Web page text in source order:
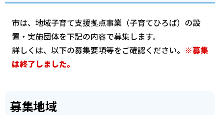
市は、地域子育て支援拠点事業（子育てひろば）の設
置・実施団体を下記の内容で募集します。
詳しくは、以下の募集要項等をご確認ください。 ※募集
は終了しました。
募集地域